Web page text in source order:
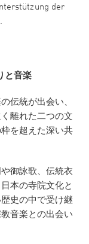
der
と音楽
伝統が出会い、
離れた二つの文
を超えた深い共
御詠歌、伝統衣
本の寺院文化と
史の中で受け継
音楽との出会い